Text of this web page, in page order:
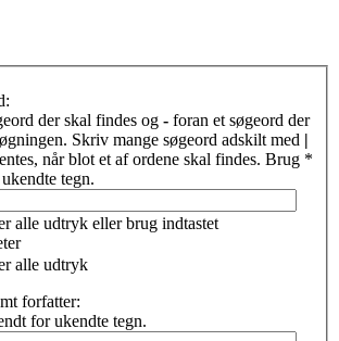
der skal findes og - foran et søgeord der
Skriv mange søgeord adskilt med |
når blot et af ordene skal findes. Brug *
tegn.
alle udtryk eller brug indtastet
alle udtryk
forfatter:
for ukendte tegn.